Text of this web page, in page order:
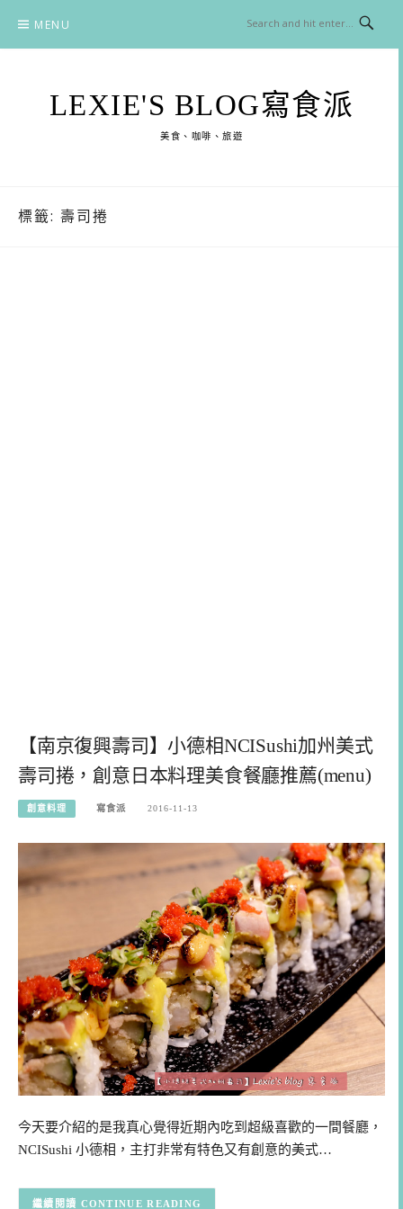
content
MENU
LEXIE'S BLOG寫食派
美食、咖啡、旅遊
標籤: 壽司捲
【南京復興壽司】小德相NCISushi加州美式
壽司捲，創意日本料理美食餐廳推薦(menu)
創意料理 寫食派 2016-11-13
今天要介紹的是我真心覺得近期內吃到超級喜歡的一間餐廳，
NCISushi 小德相，主打非常有特色又有創意的美式…
CONTINUE READING